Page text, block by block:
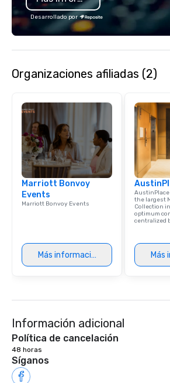
Desarrollado por
Organizaciones afiliadas (2)
Marriott Bonvoy
Events
Marriott Bonvoy Events
Más información
the largest
Collection
optimum
centralized
Más
Información adicional
Política de cancelación
48 horas
Síganos